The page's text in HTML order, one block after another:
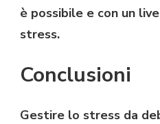
è possibile e con un
stress.
Conclusioni
Gestire lo stress da